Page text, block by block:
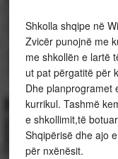
Shkolla shqipe në
Zvicër punojnë me
me shkollën e lartë
ut pat përgatitë për
Dhe planprogramet
kurrikul. Tashmë
e shkollimit,të
Shqipërisë dhe ajo
për nxënësit.